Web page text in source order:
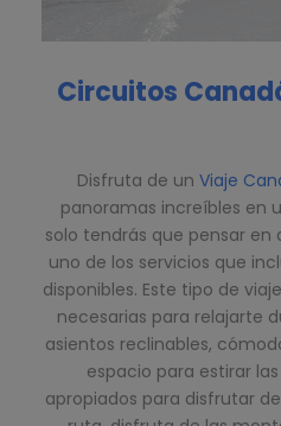
Circuitos
Disfruta de un Viaje
panoramas increíbles en
solo tendrás que pensar
uno de los servicios que
disponibles. Este tipo de
necesarias para relajarte
asientos reclinables,
espacio para estirar
apropiados para disfrutar